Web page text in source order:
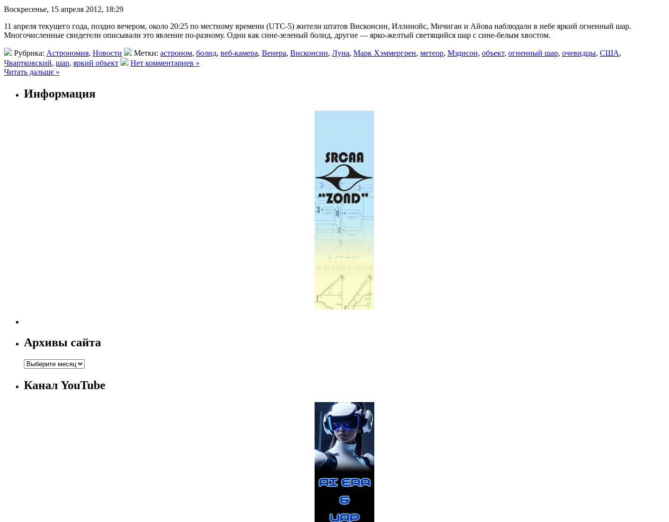
Воскресенье, 15 апреля 2012, 18:29
11 апреля текущего года, поздно вечером, около 20:25 по местному времени (UTC-5) жители штатов Висконсин, Иллинойс, Мичиган и Айова наблюдали в небе яркий огненный шар.
Многочисленные свидетели описывали это явление по-разному. Одни как сине-зеленый болид, другие — ярко-желтый светящийся шар с сине-белым хвостом.
Рубрика: Астрономия, Новости Метки: астроном, болид, веб-камера, Венера, Висконсин, Луна, Марк Хэммергрен, метеор, Мэдисон, объект, огненный шар, очевидцы, США,
Чвартковский, шар, яркий объект
Нет комментариев »
Читать дальше »
Информация
Архивы сайта
Канал YouTube